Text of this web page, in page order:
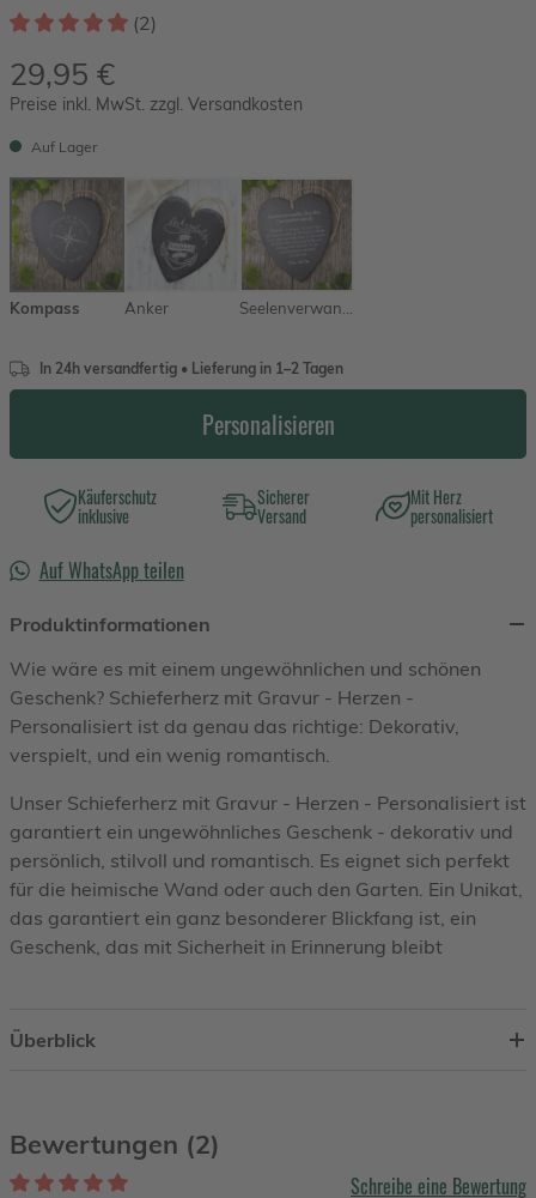
(2)
29,95 €
Preise inkl. MwSt. zzgl. Versandkosten
Auf Lager
Kompass Anker
In 24h versandfertig • Lieferung in 1–2 Tagen
Personalisieren
Käuferschutz
inklusive
Sicherer
Versand
Mit Herz
personalisiert
Auf WhatsApp teilen
Produktinformationen
Wie wäre es mit einem ungewöhnlichen und schönen
Geschenk? Schieferherz mit Gravur - Herzen -
Personalisiert ist da genau das richtige: Dekorativ,
verspielt, und ein wenig romantisch.
Unser Schieferherz mit Gravur - Herzen - Personalisiert ist
garantiert ein ungewöhnliches Geschenk - dekorativ und
persönlich, stilvoll und romantisch. Es eignet sich perfekt
für die heimische Wand oder auch den Garten. Ein Unikat,
das garantiert ein ganz besonderer Blickfang ist, ein
Geschenk, das mit Sicherheit in Erinnerung bleibt
Überblick
Bewertungen (2)
Schreibe eine Bewertung